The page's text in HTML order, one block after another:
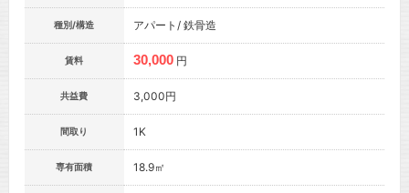
種別/構造 アパート/ 鉄骨造
賃料 30,000 円
共益費 3,000円
間取り 1K
専有面積 18.9㎡